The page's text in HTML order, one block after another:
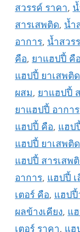
สวรรค์ ราคา,
สารเสพติด, น้ำ
อาการ, น้ำสวร
คือ, ยาแฮปปี้ คื
แฮปปี้ ยาเสพติด
ผสม, ยาแฮปปี้
ยาแฮปปี้ อาการ
แฮปปี้ คือ, แฮป
แฮปปี้ ยาเสพติด
แฮปปี้ สารเสพ
อาการ, แฮปปี้
เตอร์ คือ, แฮปปี้
ผลข้างเคียง, แ
เตอร์ ราคา, แฮ